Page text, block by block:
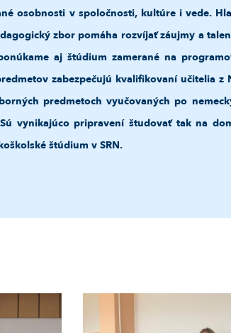
osobnosti v spoločnosti, kultúre i vede.
zbor pomáha rozvíjať záujmy a
aj štúdium zamerané na
zabezpečujú kvalifikovaní učitelia
predmetoch vyučovaných po
vynikajúco pripravení študovať tak na
štúdium v SRN.